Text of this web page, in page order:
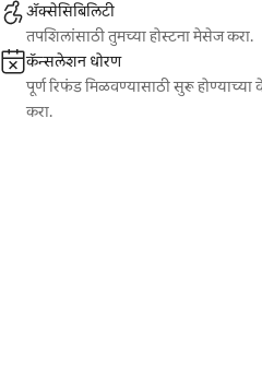
ॲक्सेसिबिलिटी
तपशिलांसाठी तुमच्या होस्टना मेसेज करा.
कॅन्सलेशन धोरण
पूर्ण रिफंड मिळवण्यासाठी सुरू
करा.